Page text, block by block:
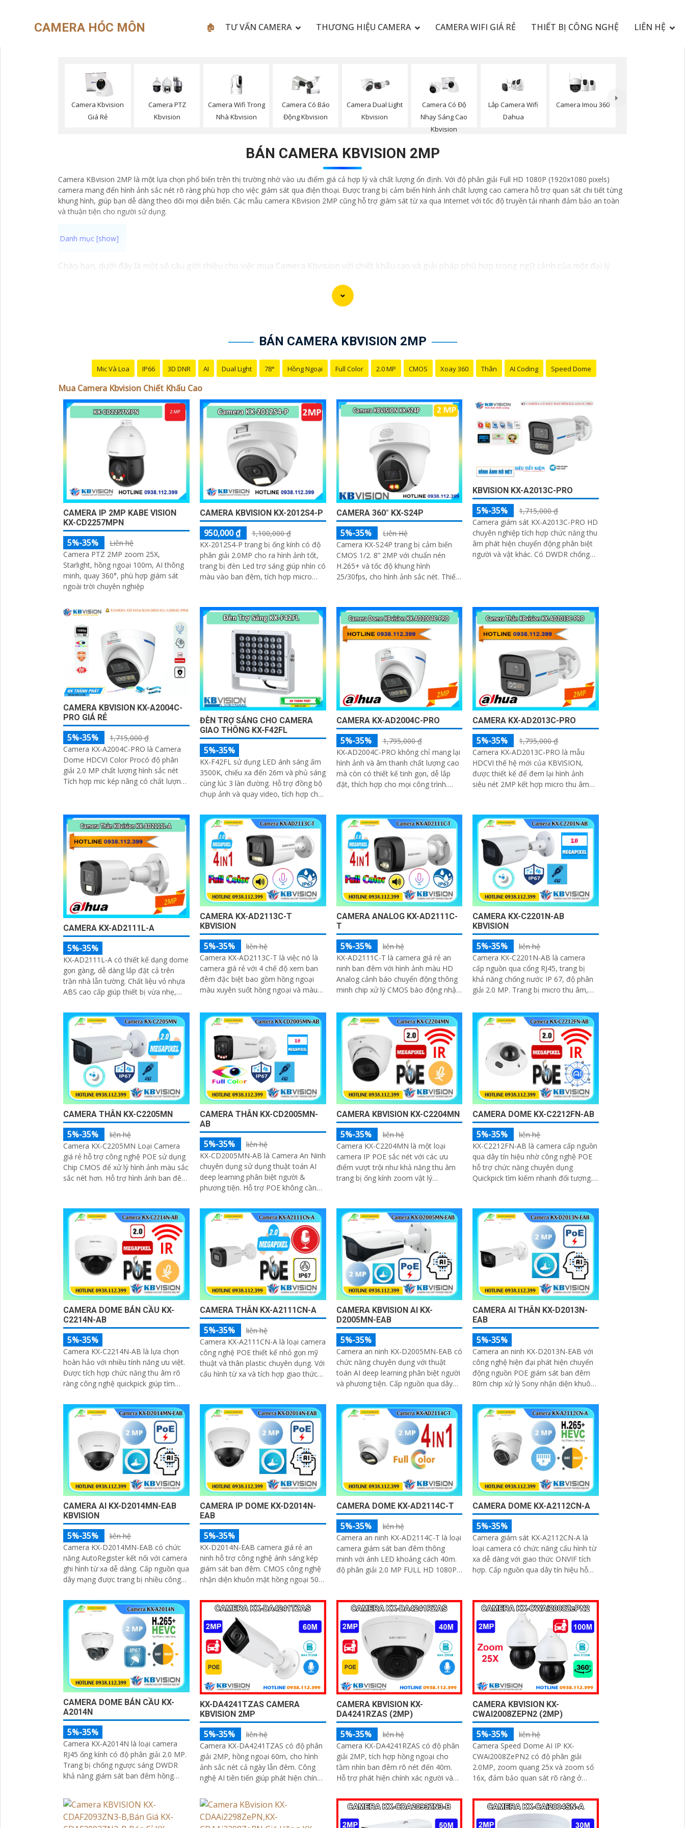
CAMERA HÓC MÔN 🏚 TƯ VẤN CAMERA THƯƠNG HIỆU CAMERA CAMERA WIFI GIÁ RẺ THIẾT BỊ CÔNG NGHỆ LIÊN HỆ
Camera Kbvision
Giá Rẻ
Camera PTZ
Kbvision
Camera Wifi Trong
Nhà Kbvision
Camera Có Báo
Động Kbvision
Camera Dual Light
Kbvision
Camera Có Độ
Nhạy Sáng Cao
Kbvision
Lắp Camera Wifi
Dahua
Camera Imou 360
BÁN CAMERA KBVISION 2MP
Camera KBvision 2MP là một lựa chọn phổ biến trên thị trường nhờ vào ưu điểm giá cả hợp lý và chất lượng ổn định. Với độ phân giải Full HD 1080P (1920x1080 pixels)
camera mang đến hình ảnh sắc nét rõ ràng phù hợp cho việc giám sát qua điện thoại. Được trang bị cảm biến hình ảnh chất lượng cao camera hỗ trợ quan sát chi tiết từng
khung hình, giúp bạn dễ dàng theo dõi mọi diễn biến. Các mẫu camera KBvision 2MP cũng hỗ trợ giám sát từ xa qua Internet với tốc độ truyền tải nhanh đảm bảo an toàn
và thuận tiện cho người sử dụng.
Chào bạn, dưới đây là một số câu giới thiệu cho việc mua Camera Kbvision với chiết khấu cao và giải pháp phù hợp trong ngữ cảnh của một đại lý
"Chào anh/chị! Bạn đang tìm kiếm Camera Kbvision với chiết khấu hấp dẫn? Hãy đến với chúng tôi để nhận ưu đãi đặc biệt và được tư vấn về giải
"Chúng tôi cam kết cung cấp Camera Kbvision chính hãng với chiết khấu cao nhất trên thị trường. Hãy đến với chúng tôi để trải nghiệm dịch vụ
Hy vọng những câu giới thiệu trên sẽ giúp bạn thành công trong việc tiếp cận khách hàng và tăng cơ hội bán hàng của bạn. Nếu có bất kỳ yêu cầu
hay câu hỏi nào khác, bạn có thể chia sẻ để tôi hỗ trợ bạn tốt hơn!
BÁN CAMERA KBVISION 2MP
Mic Và Loa IP66 3D DNR AI Dual Light 78° Hồng Ngoại Full Color 2.0 MP CMOS Xoay 360 Thân AI Coding Speed Dome
Mua Camera Kbvision Chiết Khấu Cao
CAMERA IP 2MP KABE VISION
KX-CD2257MPN
5%-35%
Liên hệ
Camera PTZ 2MP zoom 25X,
Starlight, hồng ngoại 100m, AI thông
minh, quay 360°, phù hợp giám sát
ngoài trời chuyên nghiệp
CAMERA KBVISION KX-2012S4-P
950,000 ₫
1,100,000 ₫
KX-2012S4-P trang bị ống kính có độ
phân giải 2.0MP cho ra hình ảnh tốt,
trang bị đèn Led trợ sáng giúp nhìn có
màu vào ban đêm, tích hợp micro
với đầu ghi hình
CAMERA 360° KX-S24P
5%-35%
Liên Hệ
Camera KX-S24P trang bị cảm biến
CMOS 1/2. 8” 2MP với chuẩn nén
H.265+ và tốc độ khung hình
25/30fps, cho hình ảnh sắc nét. Thiết
KBVISION KX-A2013C-PRO
5%-35%
1,715,000 ₫
Camera giám sát KX-A2013C-PRO HD
chuyên nghiệp tích hợp chức năng thu
âm phát hiện chuyển động phân biệt
người và vật khác. Có DWDR chống
CAMERA KBVISION KX-A2004C-
PRO GIÁ RẺ
5%-35%
1,715,000 ₫
Camera KX-A2004C-PRO là Camera
Dome HDCVI Color Procó độ phân
giải 2.0 MP chất lượng hình sắc nét
Tích hợp mic kép nâng có chất lượng
ĐÈN TRỢ SÁNG CHO CAMERA
GIAO THÔNG KX-F42FL
5%-35%
KX-F42FL sử dụng LED ánh sáng ấm
3500K, chiếu xa đến 26m và phủ sáng
cùng lúc 3 làn đường. Hỗ trợ đồng bộ
chụp ảnh và quay video, tích hợp chế
CAMERA KX-AD2004C-PRO
5%-35%
1,795,000 ₫
KX‑AD2004C‑PRO không chỉ mang lại
hình ảnh và âm thanh chất lượng cao
mà còn có thiết kế tinh gọn, dễ lắp
đặt, thích hợp cho mọi công trình.
để giám sát toàn bộ không gian một
cách hiệu quả, tiết kiệm thời gian và
chi phí
CAMERA KX-AD2013C-PRO
5%-35%
1,795,000 ₫
Camera KX‑AD2013C‑PRO là mẫu
HDCVI thế hệ mới của KBVISION,
được thiết kế để đem lại hình ảnh
siêu nét 2MP kết hợp micro thu âm
đáng tin cậy cho gia đình, cửa hàng,
nhà kho, xưởng sản xuất… hoạt động
bền bỉ cả ngày lẫn đêm
CAMERA KX-AD2111L-A
5%-35%
KX‑AD2111L‑A có thiết kế dạng dome
gọn gàng, dễ dàng lắp đặt cả trên
trần nhà lẫn tường. Chất liệu vỏ nhựa
ABS cao cấp giúp thiết bị vừa nhẹ,
môi trường bên ngoài
CAMERA KX-AD2113C-T
KBVISION
5%-35%
liên hệ
Camera KX-AD2113C-T là việc nó là
camera giá rẻ với 4 chế độ xem ban
đêm đặc biệt bao gồm hồng ngoại
màu xuyên suốt hồng ngoại và màu
trang bị chức năng có màu ban đêm
và chống ngược sáng DWDR giúp
thấy rõ hơn trong môi trường ánh
sáng ngược
CAMERA ANALOG KX-AD2111C-
T
5%-35%
liên hệ
KX-AD2111C-T là camera giá rẻ an
ninh ban đêm với hình ảnh màu HD
Analog cảnh báo chuyển động thông
minh chip xử lý CMOS báo động nhận
Full Color 30m chống trộm hiệu quả
nguồn 12V an toàn truyền tải qua
công nghệ AHD CVI TVI BCS tiêu cự
cố định 3. 6mm và đầu ghi chức năng
xem ban đêm màu
CAMERA KX-C2201N-AB
KBVISION
5%-35%
liên hệ
Camera KX-C2201N-AB là camera
cấp nguồn qua cổng RJ45, trang bị
khả năng chống nước IP 67, độ phân
giải 2.0 MP. Trang bị micro thu âm,
CAMERA THÂN KX-C2205MN
5%-35%
liên hệ
Camera KX-C2205MN Loại Camera
giá rẻ hỗ trợ công nghệ POE sử dụng
Chip CMOS để xử lý hình ảnh màu sắc
sắc nét hơn. Hỗ trợ hình ảnh ban đêm
CAMERA THÂN KX-CD2005MN-
AB
5%-35%
liên hệ
KX-CD2005MN-AB là Camera An Ninh
chuyên dụng sử dụng thuật toán AI
deep learning phân biệt người &
phương tiện. Hỗ trợ POE không cần
hình...
CAMERA KBVISION KX-C2204MN
5%-35%
liên hệ
Camera KX-C2204MN là một loại
camera IP POE sắc nét với các ưu
điểm vượt trội như khả năng thu âm
trang bị ống kính zoom vật lý
đặt ở đâu camera còn có khả năng
phát hiện người/phương tiện
CAMERA DOME KX-C2212FN-AB
5%-35%
liên hệ
KX-C2212FN-AB là camera cấp nguồn
qua dây tín hiệu nhờ công nghệ POE
hỗ trợ chức năng chuyên dụng
Quickpick tìm kiếm nhanh đối tượng.
hình ảnh sắc nét và hồng ngoại 30m
CAMERA DOME BÁN CẦU KX-
C2214N-AB
5%-35%
Camera KX-C2214N-AB là lựa chọn
hoàn hảo với nhiều tính năng ưu việt.
Được tích hợp chức năng thu âm rõ
ràng công nghệ quickpick giúp tìm
CAMERA THÂN KX-A2111CN-A
5%-35%
liên hệ
Camera KX-A2111CN-A là loại camera
công nghệ POE thiết kế nhỏ gọn mỹ
thuật và thân plastic chuyên dụng. Với
cấu hình từ xa và tích hợp giao thức
CAMERA KBVISION AI KX-
D2005MN-EAB
5%-35%
Camera an ninh KX-D2005MN-EAB có
chức năng chuyên dụng với thuật
toán AI deep learning phân biệt người
và phương tiện. Cấp nguồn qua dây
đêm thông minh với 4 chế độ
CAMERA AI THÂN KX-D2013N-
EAB
5%-35%
Camera an ninh KX-D2013N-EAB với
công nghệ hiện đại phát hiện chuyển
động nguồn POE giám sát ban đêm
80m chip xử lý Sony nhận diện khuôn
rào ảo hình ảnh sắc nét 2.0 MP H
CAMERA AI KX-D2014MN-EAB
KBVISION
5%-35%
liên hệ
Camera KX-D2014MN-EAB có chức
năng AutoRegister kết nối với camera
ghi hình từ xa dễ dàng. Cấp nguồn qua
dây mạng được trang bị nhiều công
thể kể đến phát hiện khuôn mặt, phát
hiện vật thể rơi, phát hiện lãng vãng
CAMERA IP DOME KX-D2014N-
EAB
5%-35%
KX-D2014N-EAB camera giá rẻ an
ninh hỗ trợ công nghệ ánh sáng kép
giám sát ban đêm. CMOS công nghệ
nhận diện khuôn mặt hồng ngoại 50m
nối IP POE dễ dàng công nghệ
Starlight hỗ trợ hình ảnh sắc nét 2
CAMERA DOME KX-AD2114C-T
5%-35%
liên hệ
Camera an ninh KX-AD2114C-T là loại
camera giám sát ban đêm thông
minh với ánh LED khoảng cách 40m.
độ phân giải 2.0 MP FULL HD 1080P.
CAMERA DOME KX-A2112CN-A
5%-35%
Camera giám sát KX-A2112CN-A là
loại camera có chức năng cấu hình từ
xa dễ dàng với giao thức ONVIF tích
hợp. Cấp nguồn qua dây tín hiệu hỗ
CAMERA DOME BÁN CẦU KX-
A2014N
5%-35%
Camera KX-A2014N là loại camera
RJ45 ống kính có độ phân giải 2.0 MP.
Trang bị chống ngược sáng DWDR
khả năng giám sát ban đêm hồng
cầu tinh tế dome plastic
KX-DA4241TZAS CAMERA
KBVISION 2MP
5%-35%
liên hệ
Camera KX-DA4241TZAS có độ phân
giải 2MP, hồng ngoại 60m, cho hình
ảnh sắc nét cả ngày lẫn đêm. Công
nghệ AI tiên tiến giúp phát hiện chính
trữ tối đa 512GB và ghi âm với MIC
tích hợp
CAMERA KBVISION KX-
DA4241RZAS (2MP)
5%-35%
liên hệ
Camera KX-DA4241RZAS có độ phân
giải 2MP, tích hợp hồng ngoại cho
tầm nhìn ban đêm rõ nét đến 40m.
Hỗ trợ phát hiện chính xác người và
cùng khe cắm thẻ Micro SD tối đa
256GB
CAMERA KBVISION KX-
CWAI2008ZEPN2 (2MP)
5%-35%
liên hệ
Camera Speed Dome AI IP KX-
CWAi2008ZePN2 có độ phân giải
2.0MP, zoom quang 25x và zoom số
16x, đảm bảo quan sát rõ ràng ở
AI hiện đại, camera...